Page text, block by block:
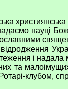
науці
і
та
клубом,